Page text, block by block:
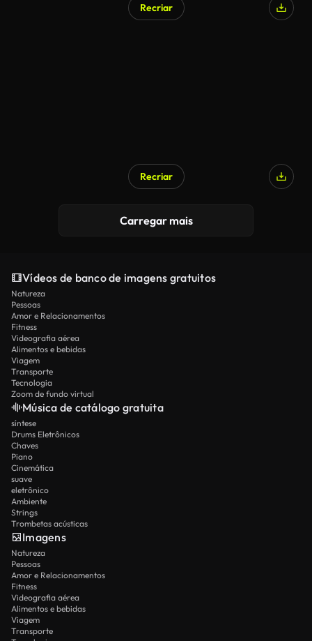
Recriar
Recriar
Carregar mais
Vídeos de banco de imagens gratuitos
Natureza
Pessoas
Amor e Relacionamentos
Fitness
Videografia aérea
Alimentos e bebidas
Viagem
Transporte
Tecnologia
Zoom de fundo virtual
Música de catálogo gratuita
síntese
Drums Eletrônicos
Chaves
Piano
Cinemática
suave
eletrônico
Ambiente
Strings
Trombetas acústicas
Imagens
Natureza
Pessoas
Amor e Relacionamentos
Fitness
Videografia aérea
Alimentos e bebidas
Viagem
Transporte